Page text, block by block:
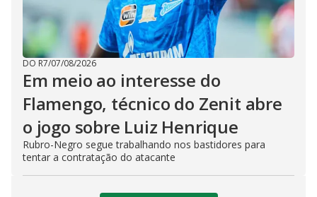
DO R7/07/08/2026
Em meio ao interesse do
Flamengo, técnico do Zenit abre
o jogo sobre Luiz Henrique
Rubro-Negro segue trabalhando nos bastidores para
tentar a contratação do atacante